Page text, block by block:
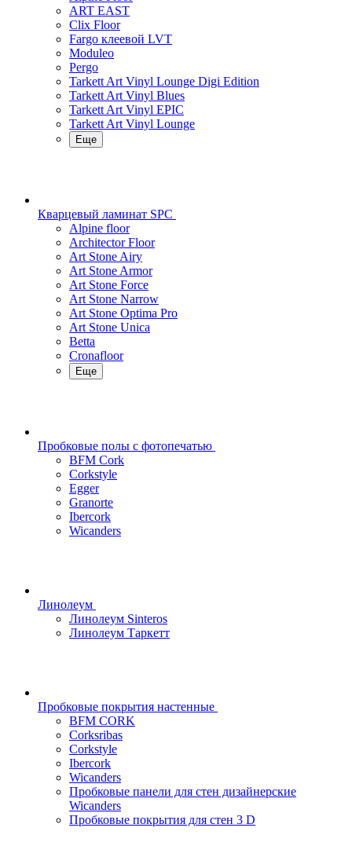
ART EAST
Clix Floor
Fargo клеевой LVT
Moduleo
Pergo
Tarkett Art Vinyl Lounge Digi Edition
Tarkett Art Vinyl Blues
Tarkett Art Vinyl EPIC
Tarkett Art Vinyl Lounge
Еще
Кварцевый ламинат SPC
Alpine floor
Architector Floor
Art Stone Airy
Art Stone Armor
Art Stone Force
Art Stone Narrow
Art Stone Optima Pro
Art Stone Unica
Betta
Cronafloor
Еще
Пробковые полы с фотопечатью
BFM Cork
Corkstyle
Egger
Granorte
Ibercork
Wicanders
Линолеум
Линолеум Sinteros
Линолеум Таркетт
Пробковые покрытия настенные
BFM CORK
Corksribas
Corkstyle
Ibercork
Wicanders
Пробковые панели для стен дизайнерские
Wicanders
Пробковые покрытия для стен 3 D